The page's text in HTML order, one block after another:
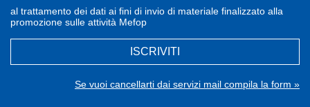
al trattamento dei dati ai fini di invio di materiale finalizzato alla
promozione sulle attività Mefop
ISCRIVITI
Se vuoi cancellarti dai servizi mail compila la form »